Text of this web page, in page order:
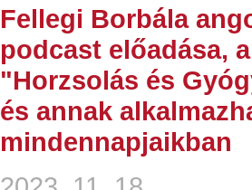
Fellegi Borbála
podcast előadása,
"Horzsolás és
és annak
mindennapjaikban